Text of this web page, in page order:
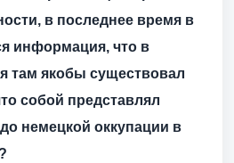
в последнее время в
информация, что в
там якобы существовал
собой представлял
немецкой оккупации в